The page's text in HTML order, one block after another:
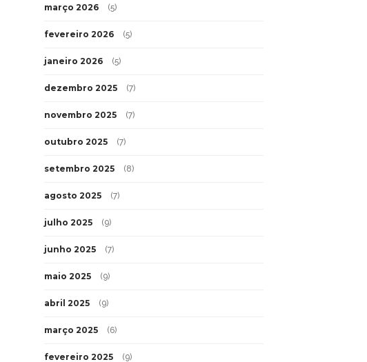
março 2026 (5)
fevereiro 2026 (5)
janeiro 2026 (5)
dezembro 2025 (7)
novembro 2025 (7)
outubro 2025 (7)
setembro 2025 (8)
agosto 2025 (7)
julho 2025 (9)
junho 2025 (7)
maio 2025 (9)
abril 2025 (9)
março 2025 (6)
fevereiro 2025 (9)